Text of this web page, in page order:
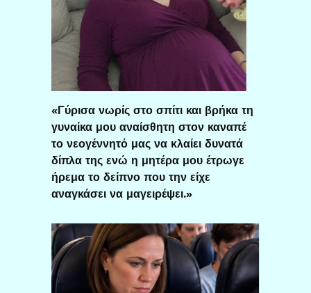
«Γύρισα νωρίς στο σπίτι και βρήκα τη
γυναίκα μου αναίσθητη στον καναπέ
το νεογέννητό μας να κλαίει δυνατά
δίπλα της ενώ η μητέρα μου έτρωγε
ήρεμα το δείπνο που την είχε
αναγκάσει να μαγειρέψει.»